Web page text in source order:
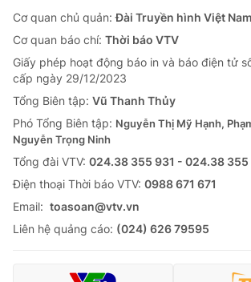
Cơ quan chủ quản:Đài Truyền hình Việt Nam
Cơ quan báo chí: Thời báo VTV
Giấy phép hoạt động báo in và báo điện tử
cấp ngày 29/12/2023
Tổng Biên tập: Vũ Thanh Thủy
Phó Tổng Biên tập: Nguyễn Thị Mỹ Hạnh,
Nguyễn Trọng Ninh
Tổng đài VTV: 024.38 355 931 - 024.38 355
Ðiện thoại Thời báo VTV: 0988 671 671
Email: toasoan@vtv.vn
Liên hệ quảng cáo: (024) 626 79595